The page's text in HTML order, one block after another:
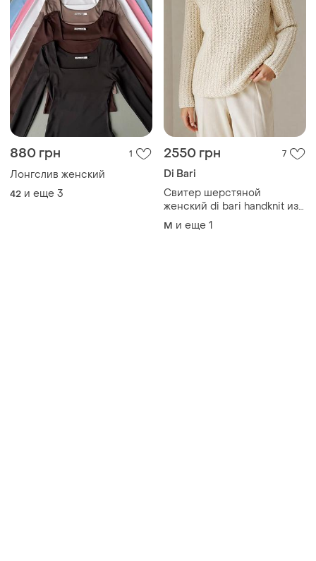
880 грн 1
Лонгслив женский
42 и еще 3
2550 грн 7
Di Bari
Свитер шерстяной
женский di bari handknit из
шерсти мериноса ручная
вязкая m l
M и еще 1